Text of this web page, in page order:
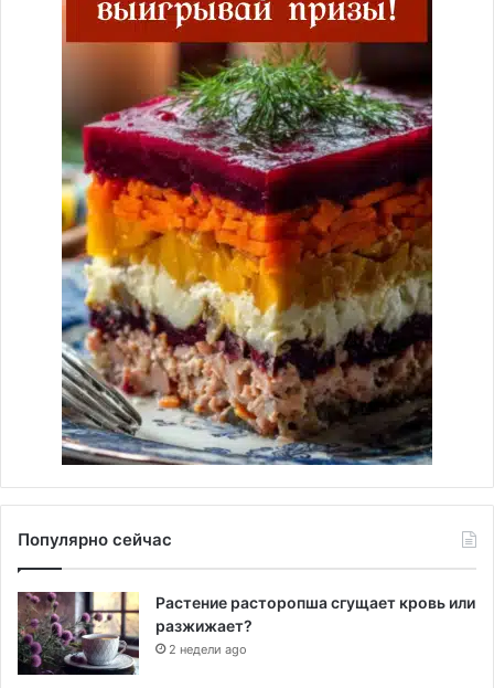
Популярно сейчас
Растение расторопша сгущает кровь или
разжижает?
2 недели ago